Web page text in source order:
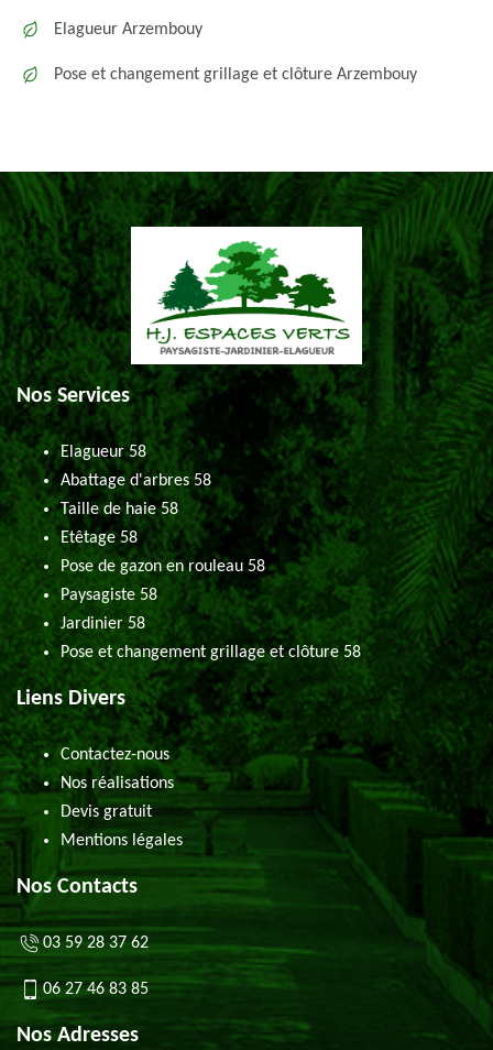
Elagueur Arzembouy
Pose et changement grillage et clôture Arzembouy
Nos Services
Elagueur 58
Abattage d'arbres 58
Taille de haie 58
Etêtage 58
Pose de gazon en rouleau 58
Paysagiste 58
Jardinier 58
Pose et changement grillage et clôture 58
Liens Divers
Contactez-nous
Nos réalisations
Devis gratuit
Mentions légales
Nos Contacts
03 59 28 37 62
06 27 46 83 85
Nos Adresses